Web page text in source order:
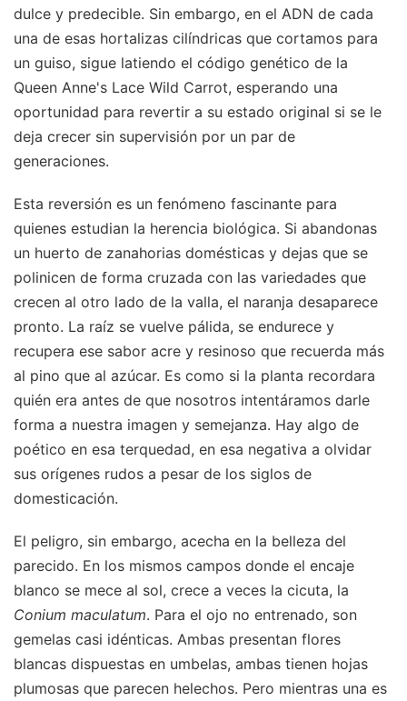
dulce y predecible. Sin embargo, en el ADN de cada
una de esas hortalizas cilíndricas que cortamos para
un guiso, sigue latiendo el código genético de la
Queen Anne's Lace Wild Carrot, esperando una
oportunidad para revertir a su estado original si se le
deja crecer sin supervisión por un par de
generaciones.
Esta reversión es un fenómeno fascinante para
quienes estudian la herencia biológica. Si abandonas
un huerto de zanahorias domésticas y dejas que se
polinicen de forma cruzada con las variedades que
crecen al otro lado de la valla, el naranja desaparece
pronto. La raíz se vuelve pálida, se endurece y
recupera ese sabor acre y resinoso que recuerda más
al pino que al azúcar. Es como si la planta recordara
quién era antes de que nosotros intentáramos darle
forma a nuestra imagen y semejanza. Hay algo de
poético en esa terquedad, en esa negativa a olvidar
sus orígenes rudos a pesar de los siglos de
domesticación.
El peligro, sin embargo, acecha en la belleza del
parecido. En los mismos campos donde el encaje
blanco se mece al sol, crece a veces la cicuta, la
Conium maculatum. Para el ojo no entrenado, son
gemelas casi idénticas. Ambas presentan flores
blancas dispuestas en umbelas, ambas tienen hojas
plumosas que parecen helechos. Pero mientras una es